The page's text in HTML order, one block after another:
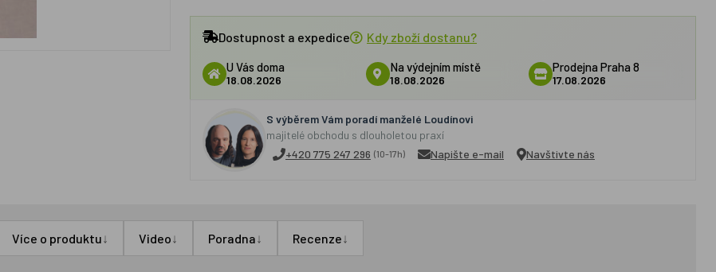
Dostupnost a expedice Kdy zboží dostanu?
U Vás doma
18.08.2026
Na výdejním místě
18.08.2026
Prodejna Praha 8
17.08.2026
S výběrem Vám poradí manželé Loudínovi
majitelé obchodu s dlouholetou praxí
+420 775 247 296 (10-17h) Napište e-mail Navštivte nás
Více o produktu↓ Video↓ Poradna↓ Recenze↓